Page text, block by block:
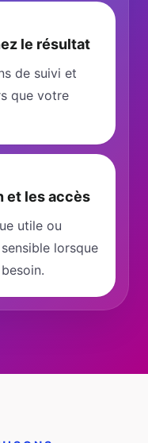
le résultat
de suivi et
que votre
et les accès
utile ou
lorsque